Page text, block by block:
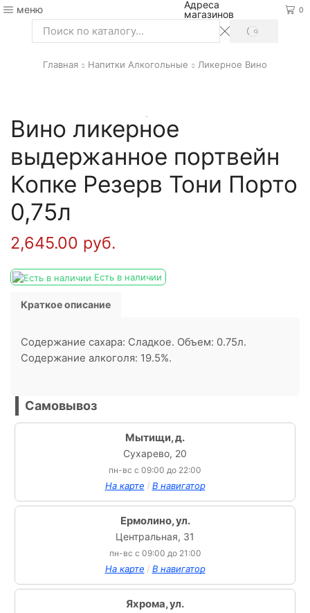
меню
Адреса
магазинов
0
Search
SEARCH
Главная Напитки Алкогольные Ликерное Вино
Вино ликерное
выдержанное портвейн
Копке Резерв Тони Порто
0,75л
2,645.00 руб.
Есть в наличии
Краткое описание
Содержание сахара: Сладкое. Объем: 0.75л.
Содержание алкоголя: 19.5%.
Самовывоз
Мытищи, д.
Сухарево, 20
пн-вс с 09:00 до 22:00
На карте / В навигатор
Ермолино, ул.
Центральная, 31
пн-вс с 09:00 до 21:00
На карте / В навигатор
Яхрома, ул.